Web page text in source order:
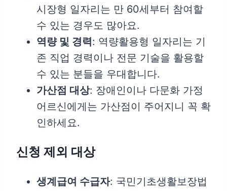
시장형 일자리는 만 60세부터 참여할
수 있는 경우도 많아요.
역량 및 경력: 역량활용형 일자리는 기
존 직업 경력이나 전문 기술을 활용할
수 있는 분들을 우대합니다.
가산점 대상: 장애인이나 다문화 가정
어르신에게는 가산점이 주어지니 꼭 확
인하세요.
신청 제외 대상
생계급여 수급자: 국민기초생활보장법